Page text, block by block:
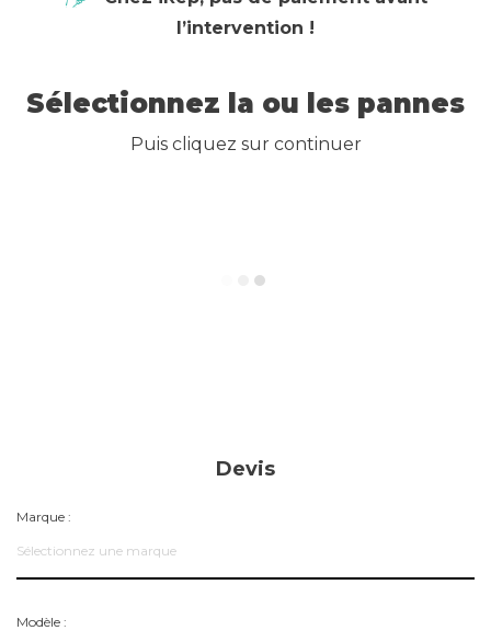
l’intervention !
Sélectionnez la ou les pannes
Puis cliquez sur continuer
Devis
Marque :
Sélectionnez une marque
Modèle :